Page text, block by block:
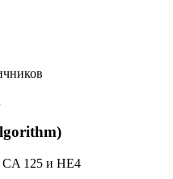
CA 125 и HE4